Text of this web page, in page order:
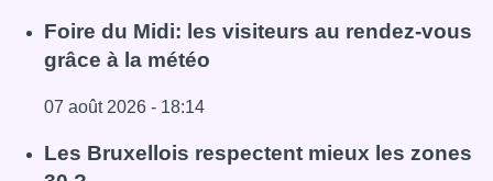
Lire l'article Pizza Nizar: un coup de pub inattendu grâce
Foire du Midi: les visiteurs au rendez-vous
grâce à la météo
07 août 2026 - 18:14
Lire l'article Foire du Midi: les visiteurs au rendez-vous
Les Bruxellois respectent mieux les zones